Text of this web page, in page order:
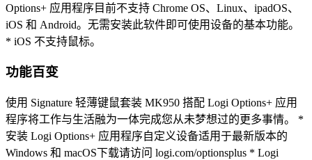
Options+ 应用程序目前不支持 Chrome OS、Linux、ipadOS、
iOS 和 Android。无需安装此软件即可使用设备的基本功能。
* iOS 不支持鼠标。
功能百变
使用 Signature 轻薄键鼠套装 MK950 搭配 Logi Options+ 应用
程序将工作与生活融为一体完成您从未梦想过的更多事情。 *
安装 Logi Options+ 应用程序自定义设备适用于最新版本的
Windows 和 macOS下载请访问 logi.com/optionsplus * Logi